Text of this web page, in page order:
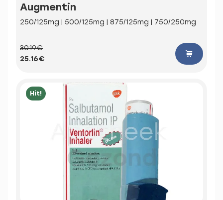
Augmentin
250/125mg | 500/125mg | 875/125mg | 750/250mg
30.19€
25.16€
Hit!